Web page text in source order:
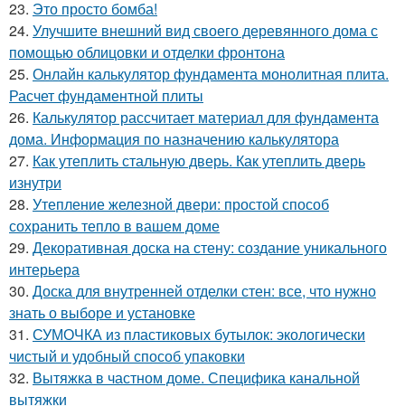
23. Это просто бомба!
24. Улучшите внешний вид своего деревянного дома с
помощью облицовки и отделки фронтона
25. Онлайн калькулятор фундамента монолитная плита.
Расчет фундаментной плиты
26. Калькулятор рассчитает материал для фундамента
дома. Информация по назначению калькулятора
27. Как утеплить стальную дверь. Как утеплить дверь
изнутри
28. Утепление железной двери: простой способ
сохранить тепло в вашем доме
29. Декоративная доска на стену: создание уникального
интерьера
30. Доска для внутренней отделки стен: все, что нужно
знать о выборе и установке
31. СУМОЧКА из пластиковых бутылок: экологически
чистый и удобный способ упаковки
32. Вытяжка в частном доме. Специфика канальной
вытяжки